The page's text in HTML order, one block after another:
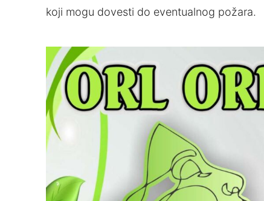
koji mogu dovesti do eventualnog požara.